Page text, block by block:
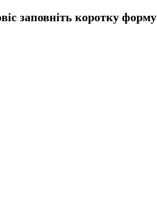
заповніть коротку форму